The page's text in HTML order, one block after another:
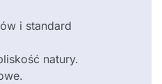
i standard
natury.